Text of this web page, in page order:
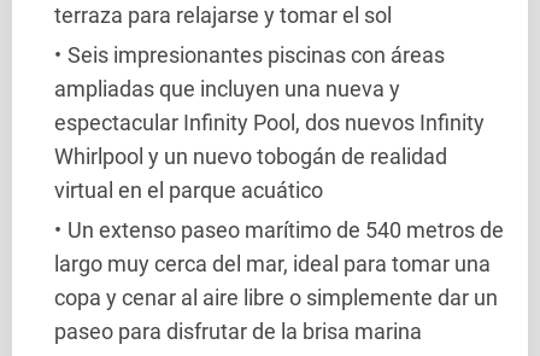
terraza para relajarse y tomar el sol
Seis impresionantes piscinas con áreas
ampliadas que incluyen una nueva y
espectacular Infinity Pool, dos nuevos Infinity
Whirlpool y un nuevo tobogán de realidad
virtual en el parque acuático
Un extenso paseo marítimo de 540 metros de
largo muy cerca del mar, ideal para tomar una
copa y cenar al aire libre o simplemente dar un
paseo para disfrutar de la brisa marina